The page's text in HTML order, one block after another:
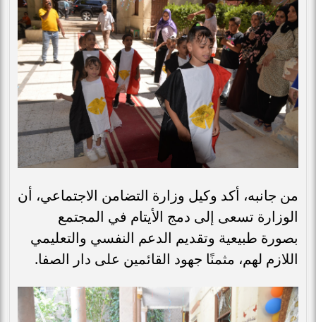
من جانبه، أكد وكيل وزارة التضامن الاجتماعي، أن
الوزارة تسعى إلى دمج الأيتام في المجتمع
بصورة طبيعية وتقديم الدعم النفسي والتعليمي
اللازم لهم، مثمنًا جهود القائمين على دار الصفا.